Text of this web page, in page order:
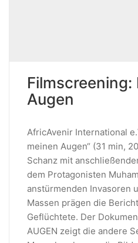
Filmscreening:
Augen
AfricAvenir International
meinen Augen“ (31 min,
Schanz mit
dem Protagonisten
anstürmenden Invasoren
Massen prägen die
Geflüchtete. Der
AUGEN zeigt die andere